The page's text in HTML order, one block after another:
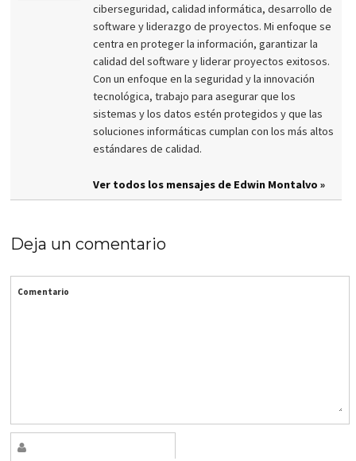
ciberseguridad, calidad informática, desarrollo de
software y liderazgo de proyectos. Mi enfoque se
centra en proteger la información, garantizar la
calidad del software y liderar proyectos exitosos.
Con un enfoque en la seguridad y la innovación
tecnológica, trabajo para asegurar que los
sistemas y los datos estén protegidos y que las
soluciones informáticas cumplan con los más altos
estándares de calidad.
Ver todos los mensajes de Edwin Montalvo »
Deja un comentario
Comentario